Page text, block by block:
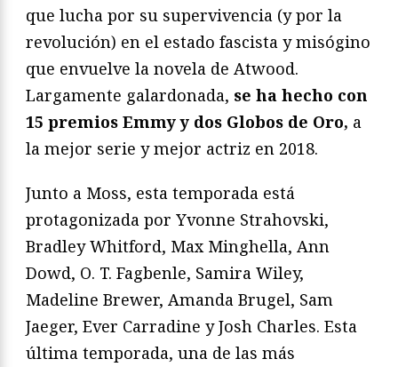
que lucha por su supervivencia (y por la
revolución) en el estado fascista y misógino
que envuelve la novela de Atwood.
Largamente galardonada, se ha hecho con
15 premios Emmy y dos Globos de Oro, a
la mejor serie y mejor actriz en 2018.
Junto a Moss, esta temporada está
protagonizada por Yvonne Strahovski,
Bradley Whitford, Max Minghella, Ann
Dowd, O. T. Fagbenle, Samira Wiley,
Madeline Brewer, Amanda Brugel, Sam
Jaeger, Ever Carradine y Josh Charles. Esta
última temporada, una de las más